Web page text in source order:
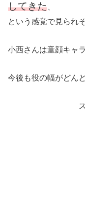
してきた
という感覚で見られ
小西さんは童顔キャ
今後も役の幅がどん